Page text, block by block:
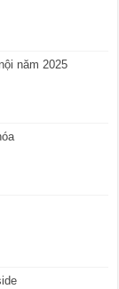
năm 2025